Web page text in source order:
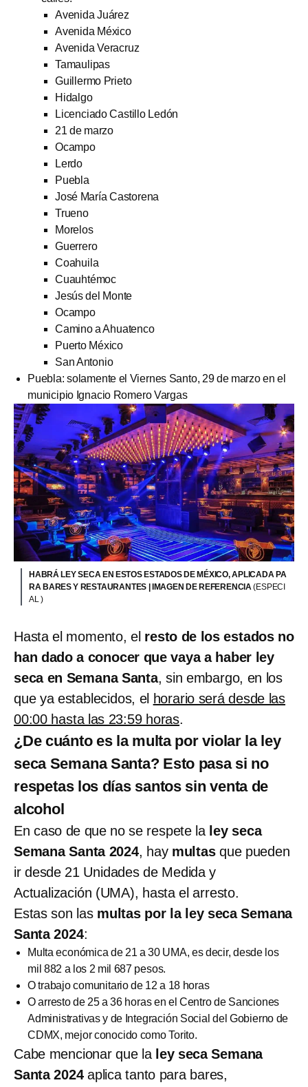
Avenida Juárez
Avenida México
Avenida Veracruz
Tamaulipas
Guillermo Prieto
Hidalgo
Licenciado Castillo Ledón
21 de marzo
Ocampo
Lerdo
Puebla
José María Castorena
Trueno
Morelos
Guerrero
Coahuila
Cuauhtémoc
Jesús del Monte
Ocampo
Camino a Ahuatenco
Puerto México
San Antonio
Puebla: solamente el Viernes Santo, 29 de marzo en el
municipio Ignacio Romero Vargas
HABRÁ LEY SECA EN ESTOS ESTADOS DE MÉXICO, APLICADA PA
RA BARES Y RESTAURANTES | IMAGEN DE REFERENCIA(ESPECI
AL )
Hasta el momento, el resto de los estados no
han dado a conocer que vaya a haber ley
seca en Semana Santa, sin embargo, en los
que ya establecidos, el horario será desde las
00:00 hasta las 23:59 horas.
¿De cuánto es la multa por violar la ley
seca Semana Santa? Esto pasa si no
respetas los días santos sin venta de
alcohol
En caso de que no se respete la ley seca
Semana Santa 2024, hay multasque pueden
ir desde 21 Unidades de Medida y
Actualización (UMA), hasta el arresto.
Estas son las multas por la ley seca Semana
Santa 2024:
Multa económica de 21 a 30 UMA, es decir, desde los
mil 882 a los 2 mil 687 pesos.
O trabajo comunitario de 12 a 18 horas
O arresto de 25 a 36 horas en el Centro de Sanciones
Administrativas y de Integración Social del Gobierno de
CDMX, mejor conocido como Torito.
Cabe mencionar que la ley seca Semana
Santa 2024aplica tanto para bares,